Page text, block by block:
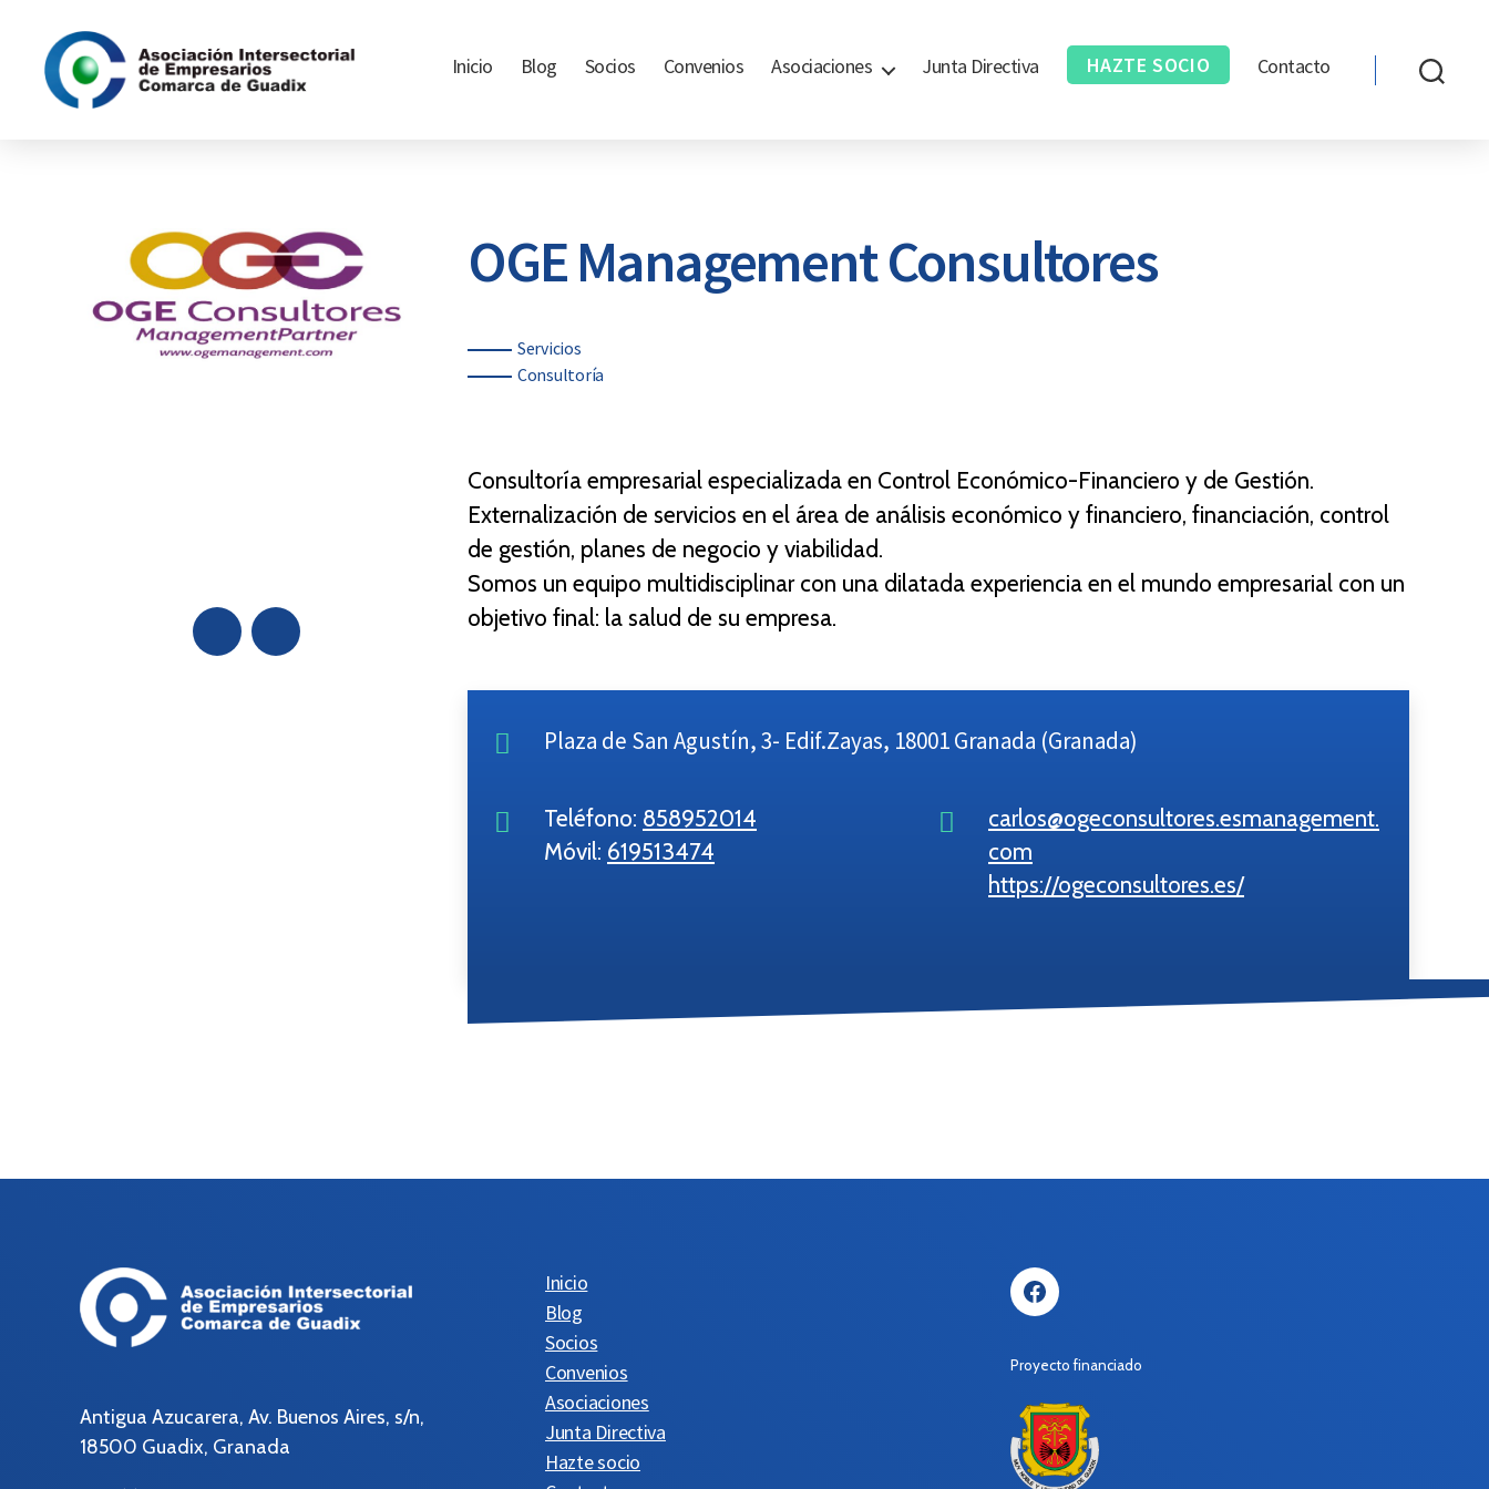
Inicio Blog Socios Convenios Asociaciones Junta Directiva HAZTE SOCIO Contacto
Categorías
Servicios
Consultoría
OGE Management Consultores
Consultoría empresarial especializada en Control Económico-Financiero y de Gestión.
Externalización de servicios en el área de análisis económico y financiero, financiación, control
de gestión, planes de negocio y viabilidad.
Somos un equipo multidisciplinar con una dilatada experiencia en el mundo empresarial con un
objetivo final: la salud de su empresa.
Plaza de San Agustín, 3- Edif.Zayas, 18001 Granada (Granada)
Teléfono: 858952014
Móvil: 619513474
carlos@ogeconsultores.esmanagement.
com
https://ogeconsultores.es/
Antigua Azucarera, Av. Buenos Aires, s/n,
18500 Guadix, Granada
Inicio
Blog
Socios
Convenios
Asociaciones
Junta Directiva
Hazte socio
Facebook
Proyecto financiado